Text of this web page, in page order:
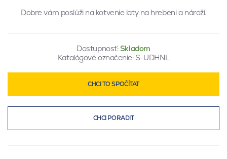
Dobre vám poslúži na kotvenie laty na hrebeni a nároží.
Dostupnosť:Skladom
Katalógové označenie: S-UDHNL
CHCI TO SPOČÍTAT
CHCI PORADIT